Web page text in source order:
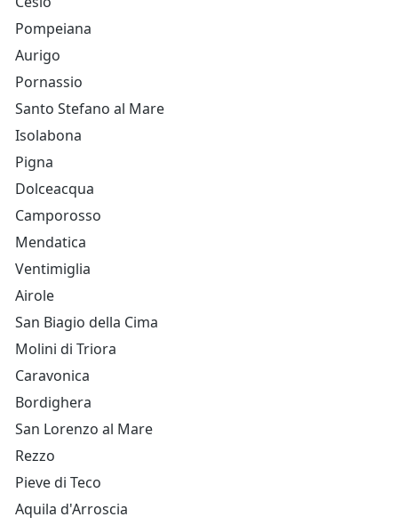
Pompeiana
Aurigo
Pornassio
Santo Stefano al Mare
Isolabona
Pigna
Dolceacqua
Camporosso
Mendatica
Ventimiglia
Airole
San Biagio della Cima
Molini di Triora
Caravonica
Bordighera
San Lorenzo al Mare
Rezzo
Pieve di Teco
Aquila d'Arroscia